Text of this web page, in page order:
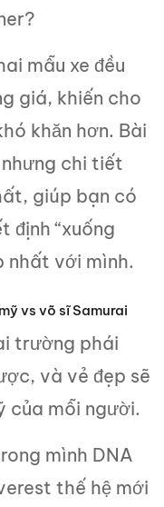
mẫu xe đều
giá, khiến cho
khăn hơn. Bài
chi tiết
giúp bạn có
định “xuống
nhất với mình.
vs võ sĩ Samurai
trường phái
và vẻ đẹp sẽ
của mỗi người.
mình DNA
thế hệ mới